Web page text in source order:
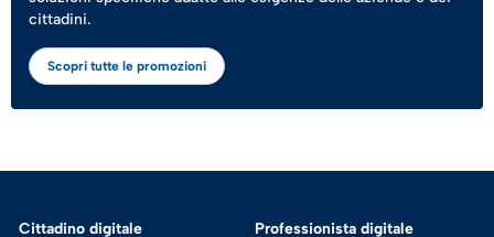
cittadini.
Scopri tutte le promozioni
Cittadino digitale Professionista digitale